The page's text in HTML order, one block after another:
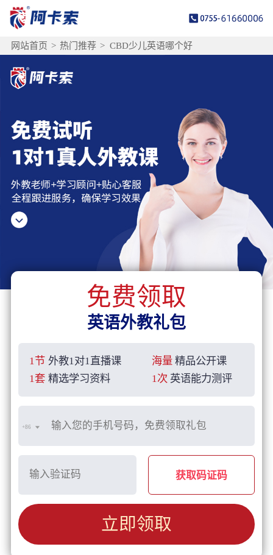
网站首页 > 热门推荐 > CBD少儿英语哪个好
免费领取
英语外教礼包
1节 外教1对1直播课 海量 精品公开课
1套 精选学习资料 1次 英语能力测评
+86
获取码证码
立即领取